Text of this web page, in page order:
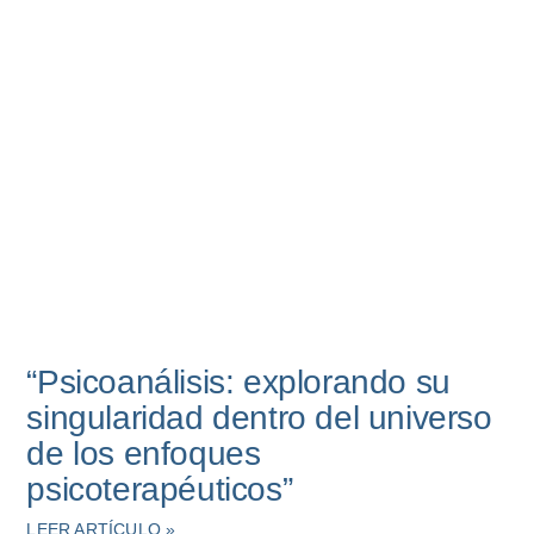
“Psicoanálisis: explorando su
singularidad dentro del universo
de los enfoques
psicoterapéuticos”
LEER ARTÍCULO »